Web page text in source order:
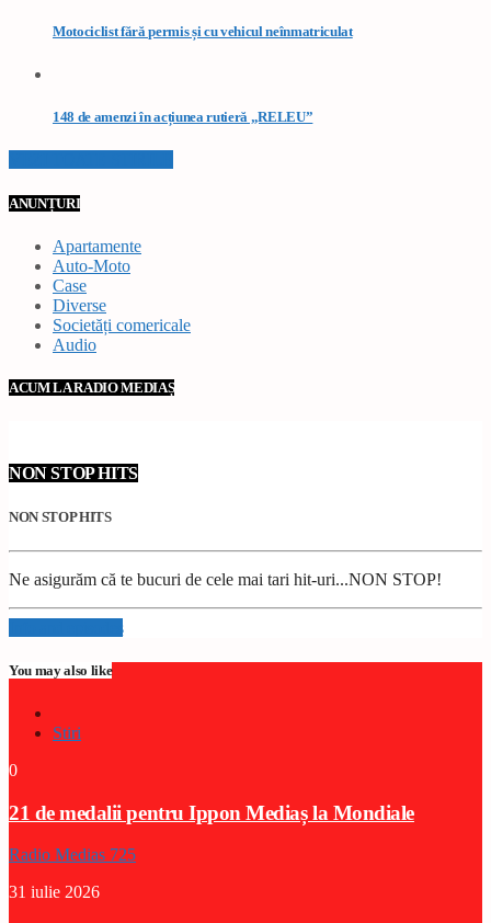
Motociclist fără permis și cu vehicul neînmatriculat
148 de amenzi în acțiunea rutieră „RELEU”
ANUNȚURI
Apartamente
Auto-Moto
Case
Diverse
Societăți comericale
Audio
ACUM LA RADIO MEDIAȘ
NON STOP HITS
NON STOP HITS
Ne asigurăm că te bucuri de cele mai tari hit-uri...NON STOP!
Info and episodes
You may also like
Stiri
0
21 de medalii pentru Ippon Mediaș la Mondiale
Radio Medias 725
31 iulie 2026